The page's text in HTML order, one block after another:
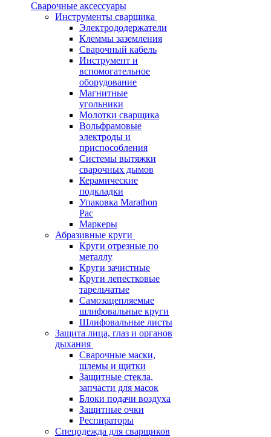
Сварочные аксессуары
Инструменты сварщика
Электрододержатели
Клеммы заземления
Сварочный кабель
Инструмент и
вспомогательное
оборудование
Магнитные
угольники
Молотки сварщика
Вольфрамовые
электроды и
приспособления
Системы вытяжки
сварочных дымов
Керамические
подкладки
Упаковка Marathon
Pac
Маркеры
Абразивные круги
Круги отрезные по
металлу
Круги зачистные
Круги лепестковые
тарельчатые
Самозацепляемые
шлифовальные круги
Шлифовальные листы
Защита лица, глаз и органов
дыхания
Сварочные маски,
шлемы и щитки
Защитные стекла,
запчасти для масок
Блоки подачи воздуха
Защитные очки
Респираторы
Спецодежда для сварщиков